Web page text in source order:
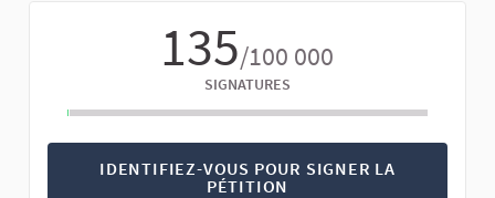
135/100 000
SIGNATURES
IDENTIFIEZ-VOUS POUR SIGNER LA
PÉTITION